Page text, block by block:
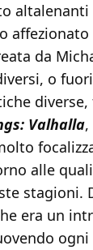
da
o
Valhalla
alle
stagioni.
era un